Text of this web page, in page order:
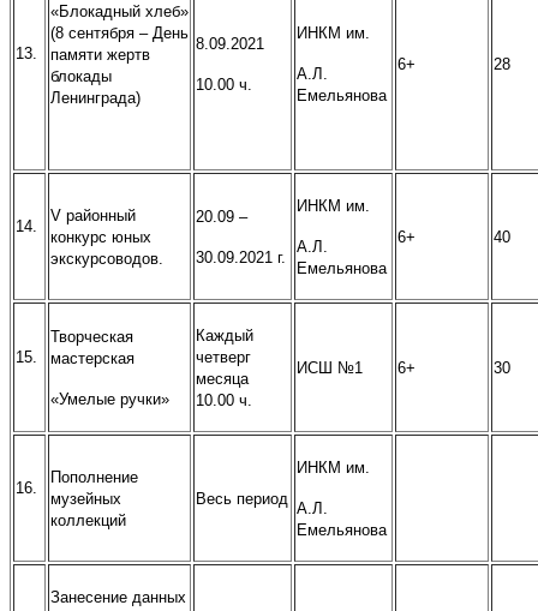
13.
«Блокадный хлеб»
(8 сентября – День
памяти жертв
блокады
Ленинграда)
8.09.2021
10.00 ч.
ИНКМ им.
А.Л.
Емельянова
6+ 28
14.
V районный
конкурс юных
экскурсоводов.
20.09 –
30.09.2021 г.
ИНКМ им.
А.Л.
Емельянова
6+ 40
15.
Творческая
мастерская
«Умелые ручки»
Каждый
четверг
месяца
10.00 ч.
ИСШ №1 6+ 30
16.
Пополнение
музейных
коллекций
Весь период
ИНКМ им.
А.Л.
Емельянова
Занесение данных